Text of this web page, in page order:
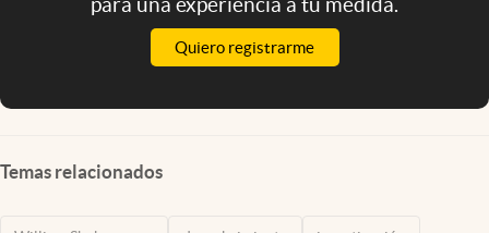
Quiero registrarme
Temas relacionados